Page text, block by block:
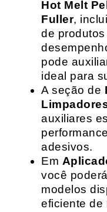
Hot Melt
Fuller,
de
pode
ideal para
A seção de
auxiliares
adesivos.
Em
você
modelos
eficiente de